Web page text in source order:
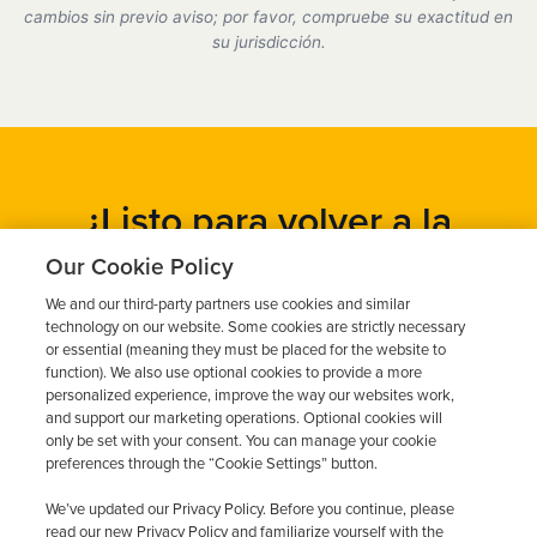
cumplimos plenamente con todos los requisitos del
cambios sin previo aviso; por favor, compruebe su exactitud en
su jurisdicción.
¿Listo para volver a la
carretera?
Obtén un presupuesto gratuito en cuestión de minutos y
programa tu instalación hoy mismo.
Solicita un presupuesto gratuito
Our Cookie Policy
We and our third-party partners use cookies and similar
technology on our website. Some cookies are strictly necessary
or essential (meaning they must be placed for the website to
function). We also use optional cookies to provide a more
personalized experience, improve the way our websites work,
and support our marketing operations. Optional cookies will
only be set with your consent. You can manage your cookie
preferences through the “Cookie Settings” button.
We’ve updated our Privacy Policy. Before you continue, please
read our new Privacy Policy and familiarize yourself with the